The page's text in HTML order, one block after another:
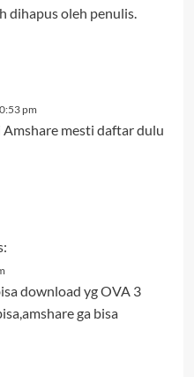
dihapus oleh penulis.
pm
mesti daftar dulu
download yg OVA 3
ga bisa